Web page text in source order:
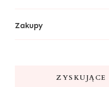
Zakupy
ZYSKUJĄCE